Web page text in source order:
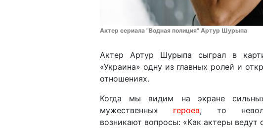
Актер сериала "Водная полиция" Артур Шурыпа
Актер Артур Шурыпа сыграл в
«Украина» одну из главных ролей и
отношениях.
Когда мы видим на экране
мужественных героев, то
возникают вопросы: «Как актеры ведут